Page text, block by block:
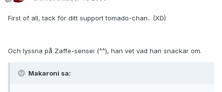
First of all, tack för ditt support tomado-chan.. (XD)
Och lyssna på Zaffe-sensei (^^), han vet vad han snackar om.
Makaroni sa: